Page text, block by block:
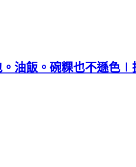
油飯。碗粿也不遜色